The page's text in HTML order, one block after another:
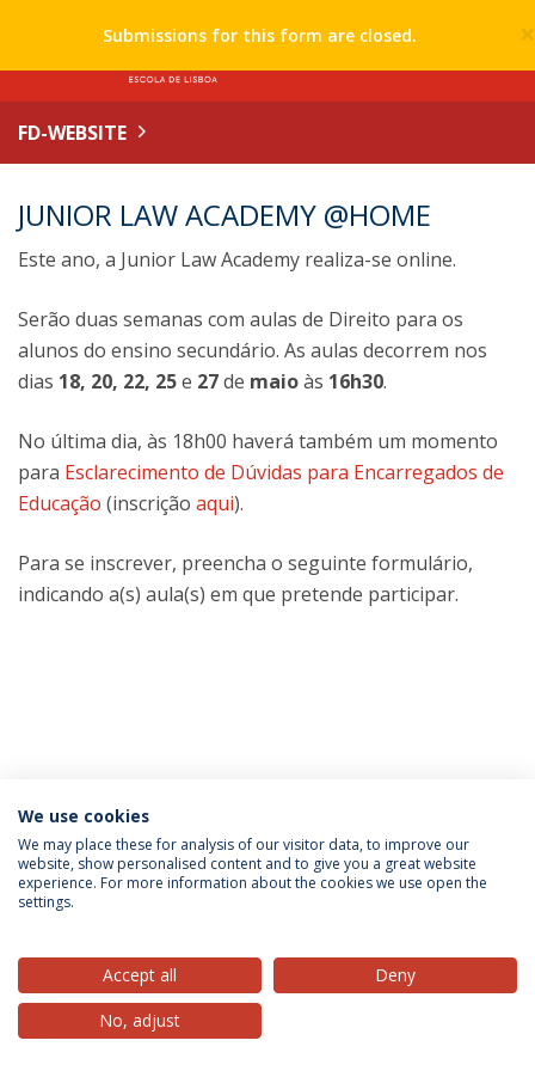
×
Submissions for this form are closed.
FD-WEBSITE
JUNIOR LAW ACADEMY @HOME
Este ano, a Junior Law Academy realiza-se online.
Serão duas semanas com aulas de Direito para os
alunos do ensino secundário. As aulas decorrem nos
dias 18, 20, 22, 25e 27de maioàs 16h30.
No última dia, às 18h00 haverá também um momento
para Esclarecimento de Dúvidas para Encarregados de
Educação (inscrição aqui).
Para se inscrever, preencha o seguinte formulário,
indicando a(s) aula(s) em que pretende participar.
Privacy Policy Terms & Conditions Rights of Data Subjects
© 2026 Universidade Católica Portuguesa
We use cookies
We may place these for analysis of our visitor data, to improve our
website, show personalised content and to give you a great website
experience. For more information about the cookies we use open the
settings.
Accept all
Deny
No, adjust